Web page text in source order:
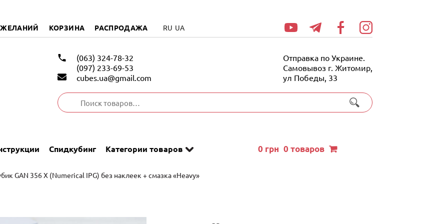
КОРЗИНА РАСПРОДАЖА RU UA
(063) 324-78-32
(097) 233-69-53
cubes.ua@gmail.com
Отправка по Украине.
Самовывоз г. Житомир,
ул Победы, 33
Искать:
Спидкубинг Категории товаров 0 грн 0 товаров
GAN 356 X (Numerical IPG) без наклеек + смазка «Heavy»